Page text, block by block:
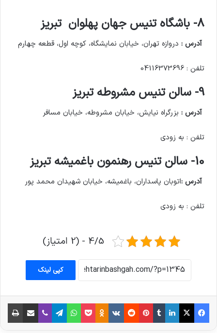
8- باشگاه تنیس جهان پهلوان تبریز
آدرس : دروازه تهران، خیابان نمایشگاه، کوچه اول، قطعه چهارم
تلفن : 04116373696
9- سالن تنیس مشروطه تبریز
آدرس : بزرگراه نیایش، خیابان مشروطه، خیابان مسافر
تلفن : به زودی
10- سالن تنیس رهنمون باغمیشه تبریز
آدرس :اتوبان پاسداران، باغمیشه، خیابان شهیدان محمد پور
تلفن : به زودی
4/5 - (2 امتیاز)
کپی لینک